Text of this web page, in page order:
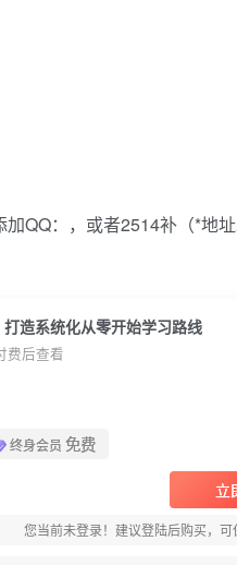
QQ：，或者2514补（*地
造系统化从零开始学习路线
费后查看
终身会员 免费
立
您当前未登录！建议登陆后购买，